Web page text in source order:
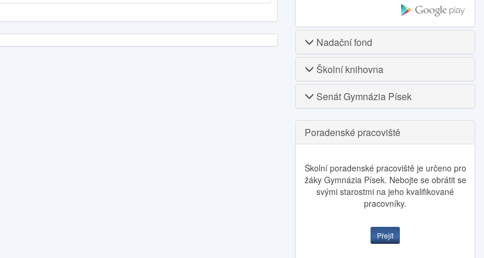
Nadační fond
Školní knihovna
Senát Gymnázia Písek
Poradenské pracoviště
Školní poradenské pracoviště je určeno pro
žáky Gymnázia Písek. Nebojte se obrátit se
svými starostmi na jeho kvalifikované
pracovníky.
Přejít